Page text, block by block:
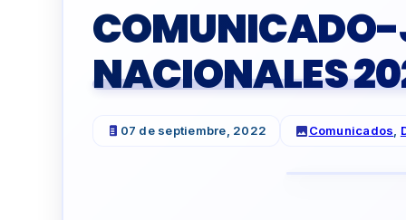
COMUNICADO-
NACIONALES
07 de septiembre, 2022 Comunicados